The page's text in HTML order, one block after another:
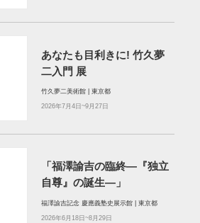
あなたも目利きに! 竹久夢
二入門 展
竹久夢二美術館 | 東京都
2026年7月4日~9月27日
「福澤諭吉の臨終―『独立
自尊』の誕生―」
福澤諭吉記念 慶應義塾史展示館 | 東京都
2026年6月18日~8月29日